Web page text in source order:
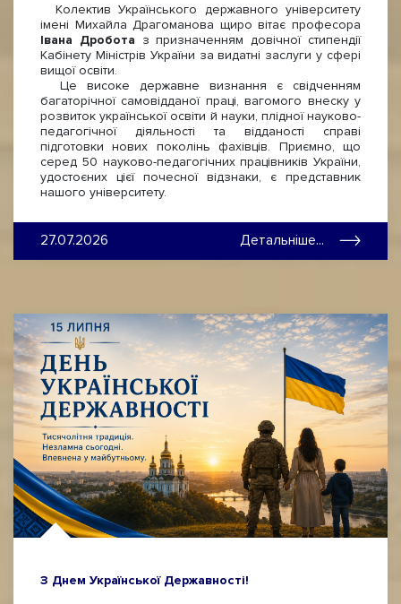
Колектив Українського державного університету
імені Михайла Драгоманова щиро вітає професора
Івана Дробота з призначенням довічної стипендії
Кабінету Міністрів України за видатні заслуги у сфері
вищої освіти.
Це високе державне визнання є свідченням
багаторічної самовідданої праці, вагомого внеску у
розвиток української освіти й науки, плідної науково-
педагогічної діяльності та відданості справі
підготовки нових поколінь фахівців. Приємно, що
серед 50 науково-педагогічних працівників України,
удостоєних цієї почесної відзнаки, є представник
нашого університету.
27.07.2026 Детальніше...
З Днем Української Державності!